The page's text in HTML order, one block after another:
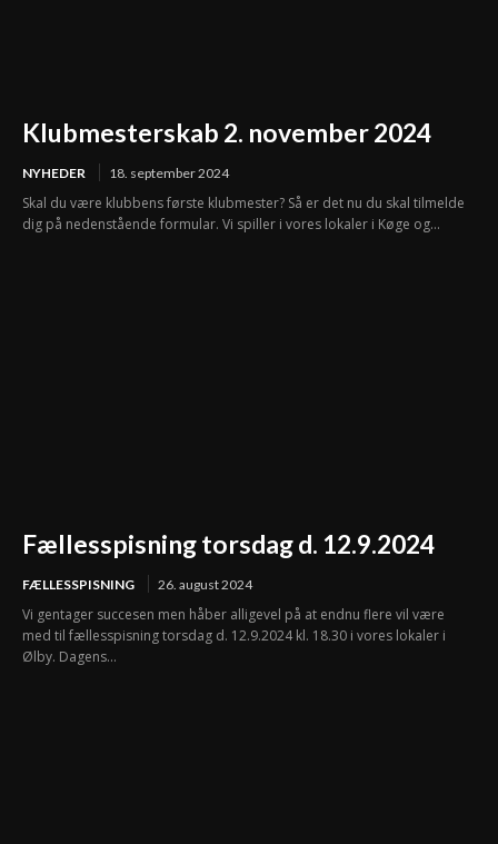
Klubmesterskab 2. november 2024
NYHEDER 18. september 2024
Skal du være klubbens første klubmester? Så er det nu du skal tilmelde
dig på nedenstående formular. Vi spiller i vores lokaler i Køge og...
Fællesspisning torsdag d. 12.9.2024
FÆLLESSPISNING 26. august 2024
Vi gentager succesen men håber alligevel på at endnu flere vil være
med til fællesspisning torsdag d. 12.9.2024 kl. 18.30 i vores lokaler i
Ølby. Dagens...